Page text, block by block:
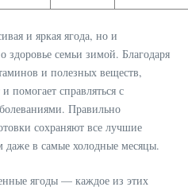
и яркая ягода, но и
семьи зимой. Благодаря
и полезных веществ,
помогает справляться с
Правильно
сохраняют все лучшие
даже в самые холодные месяцы.
ягоды — каждое из этих